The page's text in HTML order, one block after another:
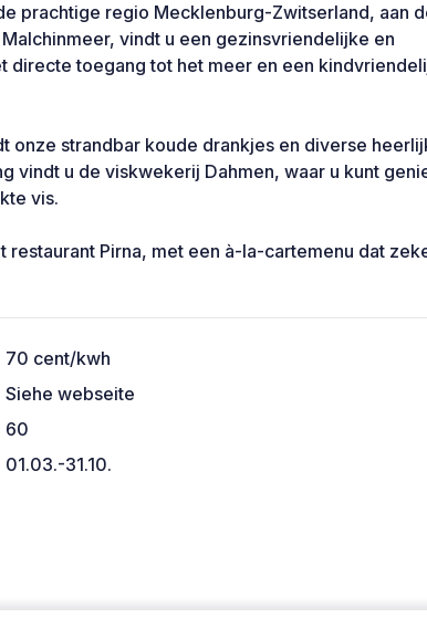
prachtige regio Mecklenburg-Zwitserland, aan
vindt u een gezinsvriendelijke en
directe toegang tot het meer en een
onze strandbar koude drankjes en diverse
vindt u de viskwekerij Dahmen, waar u kunt
vis.
restaurant Pirna, met een à-la-cartemenu dat
70 cent/kwh
Siehe webseite
60
01.03.-31.10.